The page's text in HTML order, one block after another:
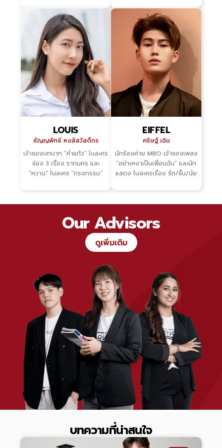
LOUIS
ธัญญพัทธ์ หงส์สวัสดิ์กร
เจ้าของบทบาท “คำแก้ว” ในละคร
ช่อง 3 เรื่อง รากนคร และ
“หวาน” ในละคร ”กรงกรรม”
EIFFEL
คริษฐ์ เฉิน
นักร้องค่าย MBO เจ้าของเพลง
“อย่าเหงาเป็นเพื่อนฉัน” และนัก
แสดง ในละครเรื่อง รัก/ชั้น/นัย
Our Advisors
ดูเพิ่มเติม
บทความที่น่าสนใจ